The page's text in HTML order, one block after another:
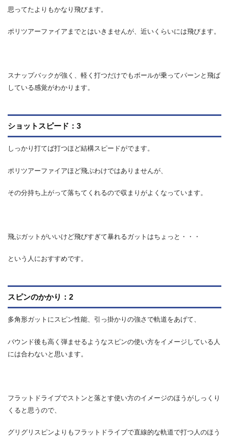
思ってたよりもかなり飛びます。
ポリツアーファイアまでとはいきませんが、近いくらいには飛びます。
スナップバックが強く、軽く打つだけでもボールが乗ってパーンと飛ば
している感覚がわかります。
ショットスピード：3
しっかり打てば打つほど結構スピードがでます。
ポリツアーファイアほど飛ぶわけではありませんが、
その分持ち上がって落ちてくれるので収まりがよくなっています。
飛ぶガットがいいけど飛びすぎて暴れるガットはちょっと・・・
という人におすすめです。
スピンのかかり：2
多角形ガットにスピン性能、引っ掛かりの強さで軌道をあげて、
バウンド後も高く弾ませるようなスピンの使い方をイメージしている人
には合わないと思います。
フラットドライブでストンと落とす使い方のイメージのほうがしっくり
くると思うので、
グリグリスピンよりもフラットドライブで直線的な軌道で打つ人のほう